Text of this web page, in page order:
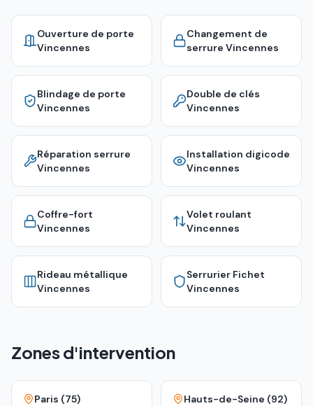
Ouverture de porte
Vincennes
Changement de
serrure Vincennes
Blindage de porte
Vincennes
Double de clés
Vincennes
Réparation serrure
Vincennes
Installation digicode
Vincennes
Coffre-fort
Vincennes
Volet roulant
Vincennes
Rideau métallique
Vincennes
Serrurier Fichet
Vincennes
Zones d'intervention
Paris (75) Hauts-de-Seine (92)